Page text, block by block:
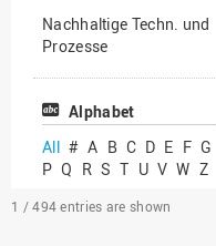
Nachhaltige Techn. und
Prozesse
Vielfältiges Forschen
Alphabet
All # A B C D E F G
P Q R S T U V W Z
1 / 494 entries are shown